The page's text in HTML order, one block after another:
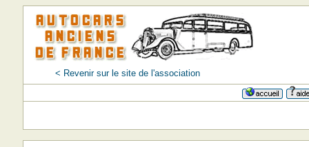
< Revenir sur le site de l'association